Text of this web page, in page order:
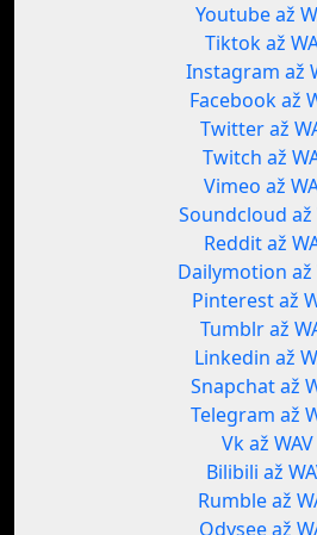
Youtube až
Tiktok až
Instagram až
Facebook až
Twitter až
Twitch až
Vimeo až
Soundcloud až
Reddit až
Dailymotion až
Pinterest až
Tumblr až
Linkedin až
Snapchat až
Telegram až
Vk až WAV
Bilibili až
Rumble až
Odysee až